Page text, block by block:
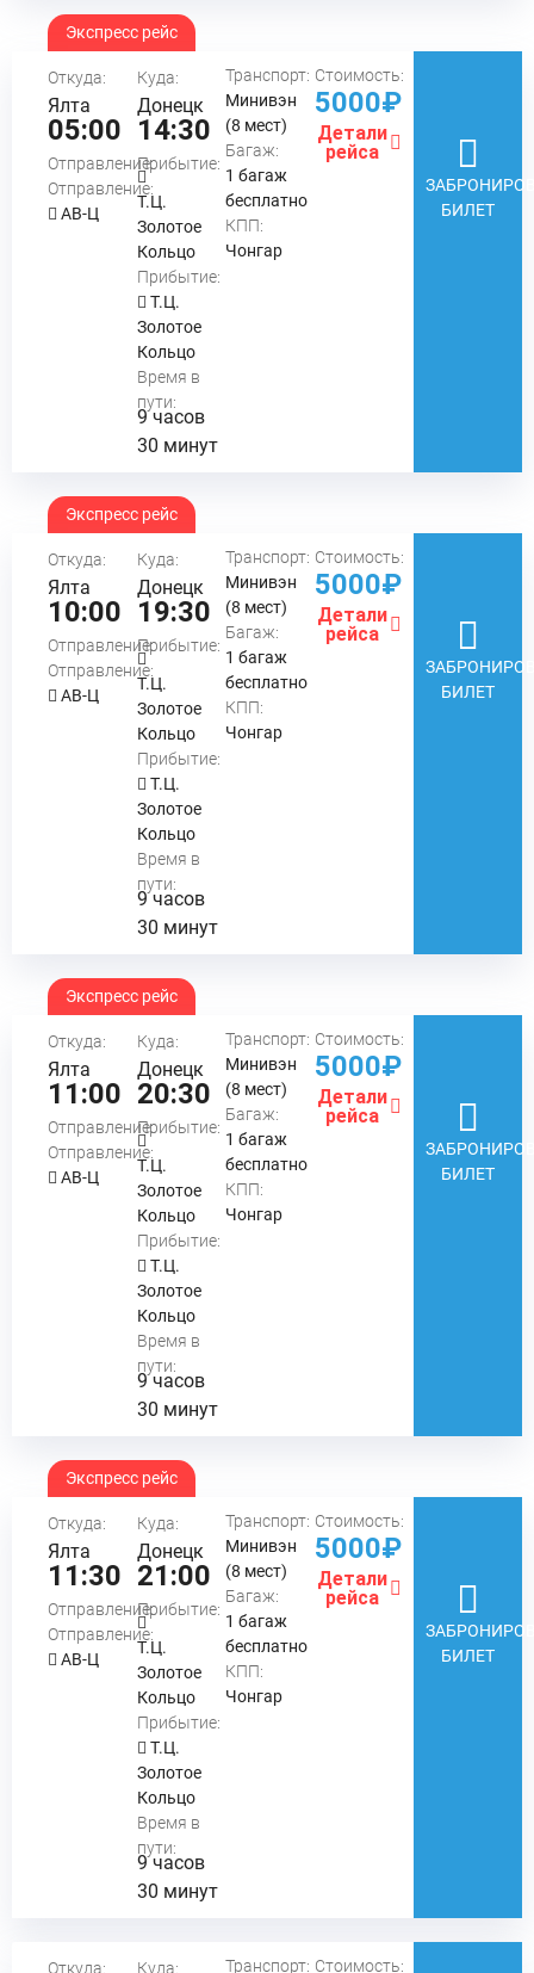
Экспресс рейс
Откуда:
Ялта
05:00
Отправление:
Отправление:
АВ-Ц
Куда:
Донецк
14:30
Прибытие:
Т.Ц.
Золотое
Кольцо
Прибытие:
Т.Ц.
Золотое
Кольцо
Время в
пути:
9 часов
30 минут
Транспорт:
Минивэн
(8 мест)
Багаж:
1 багаж
бесплатно
КПП:
Чонгар
Стоимость:
5000₽
Детали
рейса
БИЛЕТ
Экспресс рейс
Откуда:
Ялта
10:00
Отправление:
Отправление:
АВ-Ц
Куда:
Донецк
19:30
Прибытие:
Т.Ц.
Золотое
Кольцо
Прибытие:
Т.Ц.
Золотое
Кольцо
Время в
пути:
9 часов
30 минут
Транспорт:
Минивэн
(8 мест)
Багаж:
1 багаж
бесплатно
КПП:
Чонгар
Стоимость:
5000₽
Детали
рейса
БИЛЕТ
Экспресс рейс
Откуда:
Ялта
11:00
Отправление:
Отправление:
АВ-Ц
Куда:
Донецк
20:30
Прибытие:
Т.Ц.
Золотое
Кольцо
Прибытие:
Т.Ц.
Золотое
Кольцо
Время в
пути:
9 часов
30 минут
Транспорт:
Минивэн
(8 мест)
Багаж:
1 багаж
бесплатно
КПП:
Чонгар
Стоимость:
5000₽
Детали
рейса
БИЛЕТ
Экспресс рейс
Откуда:
Ялта
11:30
Отправление:
Отправление:
АВ-Ц
Куда:
Донецк
21:00
Прибытие:
Т.Ц.
Золотое
Кольцо
Прибытие:
Т.Ц.
Золотое
Кольцо
Время в
пути:
9 часов
30 минут
Транспорт:
Минивэн
(8 мест)
Багаж:
1 багаж
бесплатно
КПП:
Чонгар
Стоимость:
5000₽
Детали
рейса
БИЛЕТ
Откуда: Куда:
Транспорт: Стоимость: